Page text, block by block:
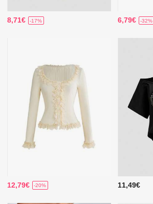
8,71€ -17% 6,79€ -32%
12,79€ -20% 11,49€